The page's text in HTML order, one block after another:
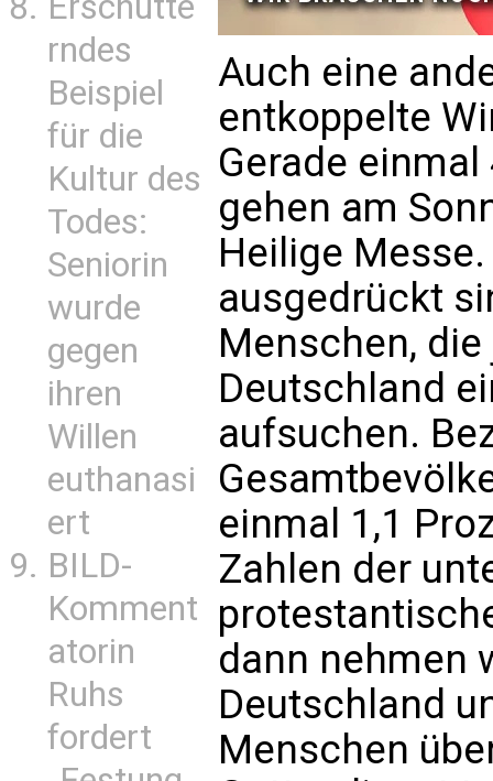
rndes
Beispiel
für die
Kultur des
Todes:
Seniorin
wurde
gegen
ihren
Willen
euthanasi
ert
BILD-
Komment
atorin
Ruhs
fordert
Auch eine
entkoppelte
Gerade
gehen am
Heilige
ausgedrückt
Menschen,
Deutschland
aufsuchen.
einmal 1,1
Zahlen der
dann nehmen
Deutschland
Menschen